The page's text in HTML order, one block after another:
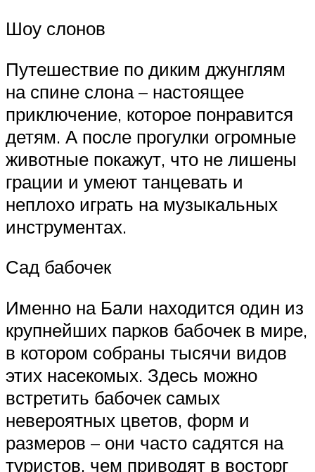
Шоу слонов
Путешествие по диким джунглям
на спине слона – настоящее
приключение, которое понравится
детям. А после прогулки огромные
животные покажут, что не лишены
грации и умеют танцевать и
неплохо играть на музыкальных
инструментах.
Сад бабочек
Именно на Бали находится один из
крупнейших парков бабочек в мире,
в котором собраны тысячи видов
этих насекомых. Здесь можно
встретить бабочек самых
невероятных цветов, форм и
размеров – они часто садятся на
туристов, чем приводят в восторг